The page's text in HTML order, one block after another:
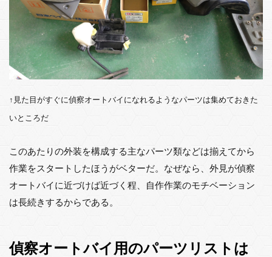
↑見た目がすぐに偵察オートバイになれるようなパーツは集めておきた
いところだ
このあたりの外装を構成する主なパーツ類などは揃えてから
作業をスタートしたほうがベターだ。なぜなら、外見が偵察
オートバイに近づけば近づく程、自作作業のモチベーション
は長続きするからである。
偵察オートバイ用のパーツリストは